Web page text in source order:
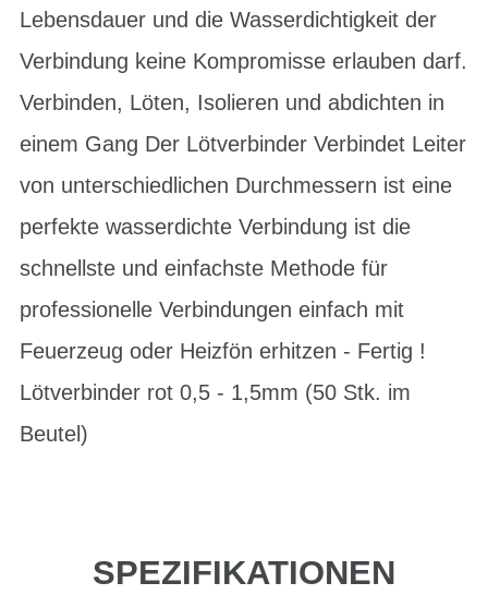
Lebensdauer und die Wasserdichtigkeit der
Verbindung keine Kompromisse erlauben darf.
Verbinden, Löten, Isolieren und abdichten in
einem Gang Der Lötverbinder Verbindet Leiter
von unterschiedlichen Durchmessern ist eine
perfekte wasserdichte Verbindung ist die
schnellste und einfachste Methode für
professionelle Verbindungen einfach mit
Feuerzeug oder Heizfön erhitzen - Fertig !
Lötverbinder rot 0,5 - 1,5mm (50 Stk. im
Beutel)
SPEZIFIKATIONEN